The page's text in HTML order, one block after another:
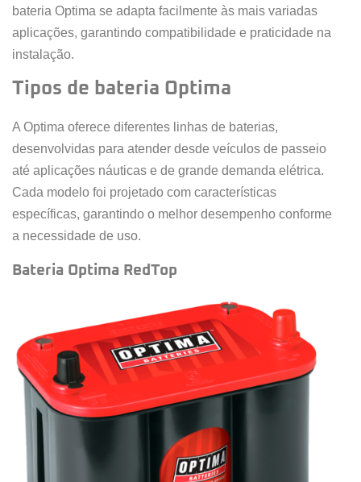
bateria Optima se adapta facilmente às mais variadas
aplicações, garantindo compatibilidade e praticidade na
instalação.
Tipos de bateria Optima
A Optima oferece diferentes linhas de baterias,
desenvolvidas para atender desde veículos de passeio
até aplicações náuticas e de grande demanda elétrica.
Cada modelo foi projetado com características
específicas, garantindo o melhor desempenho conforme
a necessidade de uso.
Bateria Optima RedTop